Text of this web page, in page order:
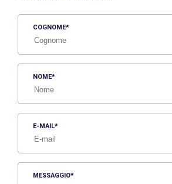
COGNOME
NOME
E-MAIL
MESSAGGIO